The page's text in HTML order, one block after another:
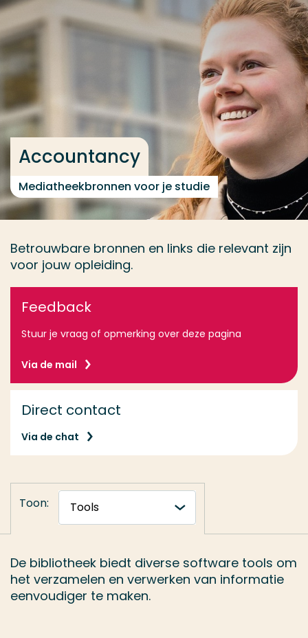
Ga direct naar de content
... > Tools
Accountancy
Mediatheekbronnen voor je studie
Betrouwbare bronnen en links die relevant zijn
voor jouw opleiding.
Feedback
Stuur je vraag of opmerking over deze pagina
Via de mail
Direct contact
Via de chat
Toon:
De bibliotheek biedt diverse software tools om
het verzamelen en verwerken van informatie
eenvoudiger te maken.
Opleiding